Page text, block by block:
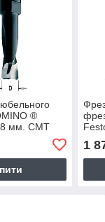
®
8 мм. СМТ
1